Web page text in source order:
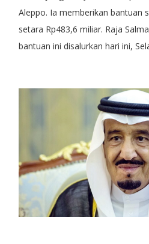
Aleppo. Ia memberikan bantuan
setara Rp483,6 miliar. Raja
bantuan ini disalurkan hari ini,